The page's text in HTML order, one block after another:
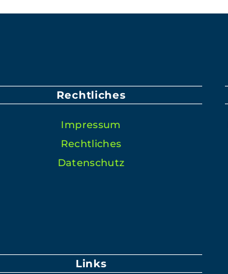
Rechtliches
Impres­sum
Rechtlich­es
Daten­schutz
Links